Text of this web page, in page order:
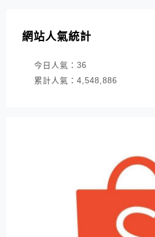
網站人氣統計
今日人氣： 36
累計人氣： 4,548,886